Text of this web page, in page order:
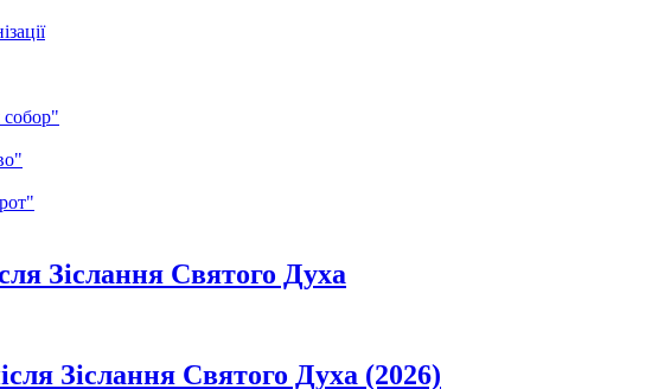
Зіслання Святого Духа
Зіслання Святого Духа (2026)